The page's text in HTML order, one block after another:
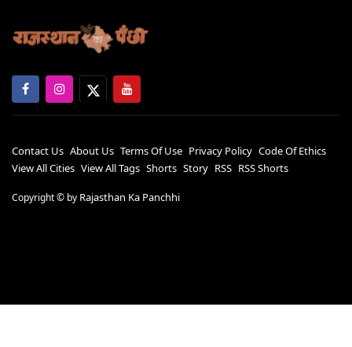
Contact Us About Us Terms Of Use Privacy Policy Code Of Ethics
View All Cities View All Tags Shorts Story RSS RSS Shorts
Copyright © by Rajasthan Ka Panchhi